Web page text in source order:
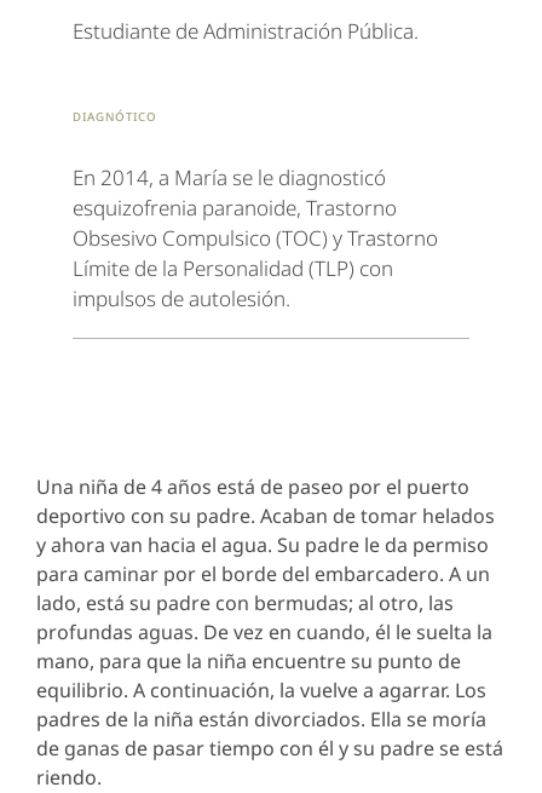
Estudiante de Administración Pública.
Diagnótico
En 2014, a María se le diagnosticó
esquizofrenia paranoide, Trastorno
Obsesivo Compulsico (TOC) y Trastorno
Límite de la Personalidad (TLP) con
impulsos de autolesión.
Una niña de 4 años está de paseo por el puerto
deportivo con su padre. Acaban de tomar helados
y ahora van hacia el agua. Su padre le da permiso
para caminar por el borde del embarcadero. A un
lado, está su padre con bermudas; al otro, las
profundas aguas. De vez en cuando, él le suelta la
mano, para que la niña encuentre su punto de
equilibrio. A continuación, la vuelve a agarrar. Los
padres de la niña están divorciados. Ella se moría
de ganas de pasar tiempo con él y su padre se está
riendo.